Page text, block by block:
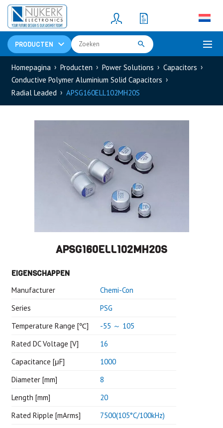
PRODUCTEN
Resistors(781)
Shunt Resistor
Homepagina Producten Power Solutions
Capacitors
Conductive Polymer Aluminium Solid Capacitors
Radial Leaded
APSG160ELL102MH20S
APSG160ELL102MH20S
EIGENSCHAPPEN
Manufacturer
Chemi-Con
Series
PSG
Temperature Range [℃]
-55 ～ 105
Rated DC Voltage [V]
16
Capacitance [μF]
1000
Diameter [mm]
8
Length [mm]
20
Rated Ripple [mArms]
7500(105°C/100kHz)